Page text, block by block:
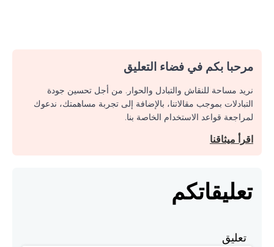
مرحبا بكم في فضاء التعليق
نريد مساحة للنقاش والتبادل والحوار. من أجل تحسين جودة
التبادلات بموجب مقالاتنا، بالإضافة إلى تجربة مساهمتك، ندعوك
لمراجعة قواعد الاستخدام الخاصة بنا.
اقرأ ميثاقنا
تعليقاتكم
تعليق